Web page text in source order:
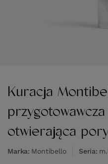
Kuracja
otwierająca
Marka Montibello Seria